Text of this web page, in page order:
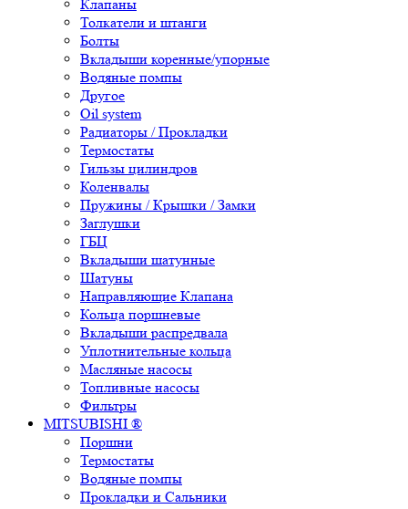
Клапаны
Толкатели и штанги
Болты
Вкладыши коренные/упорные
Водяные помпы
Другое
Oil system
Радиаторы / Прокладки
Термостаты
Гильзы цилиндров
Коленвалы
Пружины / Крышки / Замки
Заглушки
ГБЦ
Вкладыши шатунные
Шатуны
Направляющие Клапана
Кольца поршневые
Вкладыши распредвала
Уплотнительные кольца
Масляные насосы
Топливные насосы
Фильтры
MITSUBISHI ®
Поршни
Термостаты
Водяные помпы
Прокладки и Сальники